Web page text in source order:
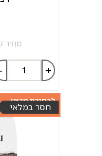
מחיר ל1 ק"ג: 18.53 ₪
+
לבחירת מבצע
כנסו >>
חסר במלאי